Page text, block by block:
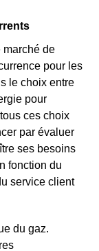
marché de
pour les
le choix entre
pour
ces choix
par évaluer
ses besoins
fonction du
service client
du gaz.